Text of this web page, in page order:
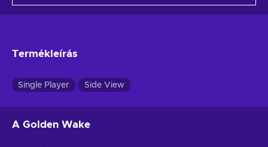
Termékleírás
Single Player Side View
A Golden Wake